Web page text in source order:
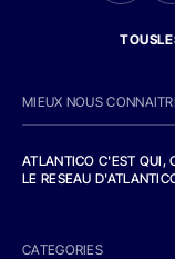
MIEUX NOUS
ATLANTICO C'EST QUI,
LE RESEAU
CATEGORIES